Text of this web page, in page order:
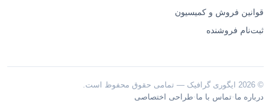
قوانین فروش و کمیسیون
ثبت‌نام فروشنده
© 2026 ایگوری گرافیک — تمامی حقوق محفوظ است.
درباره ما ·تماس با ما ·طراحی اختصاصی